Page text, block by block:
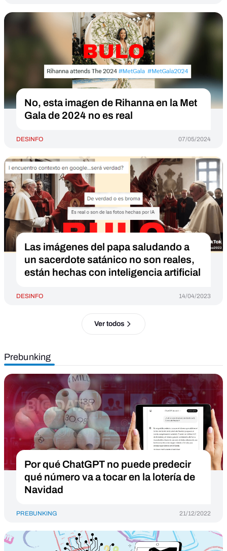
No, esta imagen de Rihanna en la Met
Gala de 2024 no es real
DESINFO 07/05/2024
Las imágenes del papa saludando a
un sacerdote satánico no son reales,
están hechas con inteligencia artificial
DESINFO 14/04/2023
Ver todos
Prebunking
Por qué ChatGPT no puede predecir
qué número va a tocar en la lotería de
Navidad
PREBUNKING 21/12/2022